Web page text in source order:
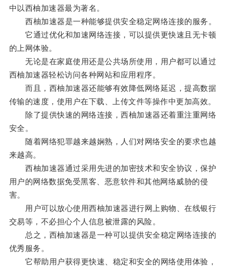
中以西柚加速器最为著名。
西柚加速器是一种能够提供安全稳定网络连接的服务。
它通过优化和加速网络连接，可以提供更快速且无卡顿
的上网体验。
无论是在家庭使用还是公共场所使用，用户都可以通过
西柚加速器轻松访问各种网站和应用程序。
而且，西柚加速器还能够有效降低网络延迟，提高数据
传输的速度，使用户在下载、上传文件等操作中更加高效。
除了提供快速的网络连接，西柚加速器还着重注重网络
安全。
随着网络犯罪越来越娴熟，人们对网络安全的要求也越
来越高。
西柚加速器通过采用先进的加密技术和安全协议，保护
用户的网络数据免受黑客、恶意软件和其他网络威胁的侵
害。
用户可以放心使用西柚加速器进行网上购物、在线银行
交易等，不必担心个人信息被泄露的风险。
总之，西柚加速器是一种可以提供安全稳定网络连接的
优秀服务。
它帮助用户获得更快速、稳定和安全的网络使用体验，